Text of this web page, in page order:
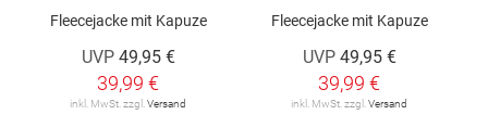
Fleecejacke mit Kapuze
UVP 49,95 €
39,99 €
inkl. MwSt. zzgl.Versand
Fleecejacke mit Kapuze
UVP 49,95 €
39,99 €
inkl. MwSt. zzgl.Versand